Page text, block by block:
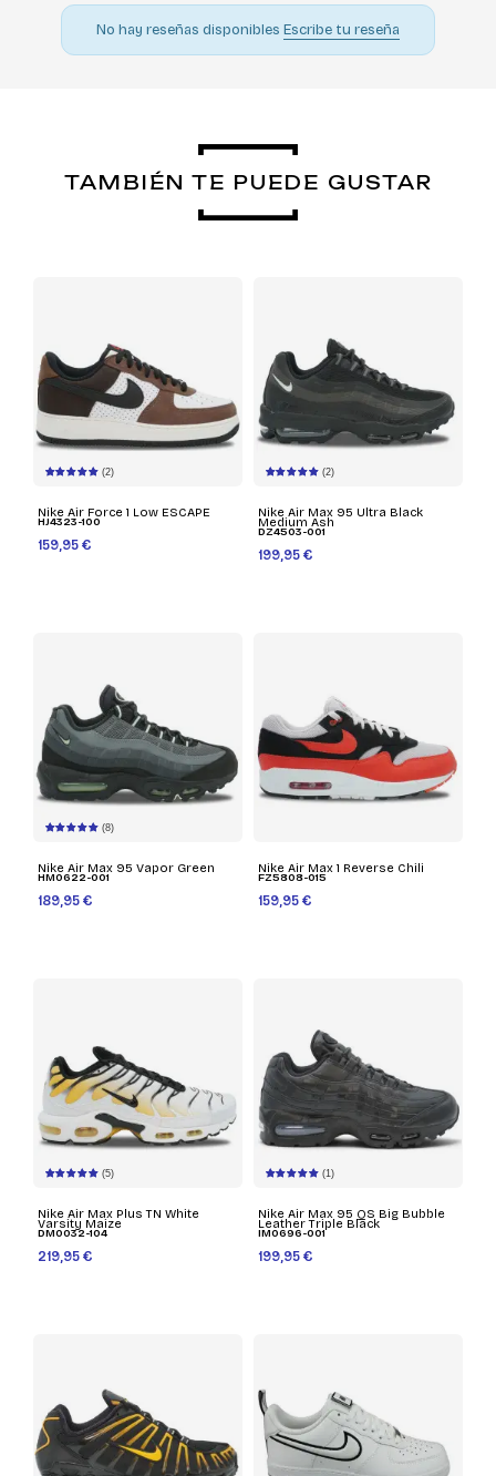
No hay reseñas disponibles Escribe tu reseña
TAMBIÉN TE PUEDE GUSTAR
(2)
Nike Air Force 1 Low ESCAPE
HJ4323-100
159,95 €
(2)
Nike Air Max 95 Ultra Black
Medium Ash
DZ4503-001
199,95 €
(8)
Nike Air Max 95 Vapor Green
HM0622-001
189,95 €
Nike Air Max 1 Reverse Chili
FZ5808-015
159,95 €
(5)
Nike Air Max Plus TN White
Varsity Maize
DM0032-104
219,95 €
(1)
Nike Air Max 95 QS Big Bubble
Leather Triple Black
IM0696-001
199,95 €